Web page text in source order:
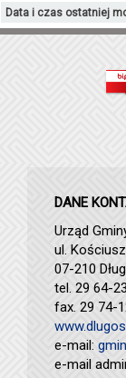
Data i czas ostatniej
DANE
Urząd
ul.
07-210
tel. 29 64-
fax. 29 74-
e-mail:
e-mail